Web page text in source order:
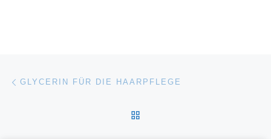
Beitragsnavigation
GLYCERIN FÜR DIE HAARPFLEGE